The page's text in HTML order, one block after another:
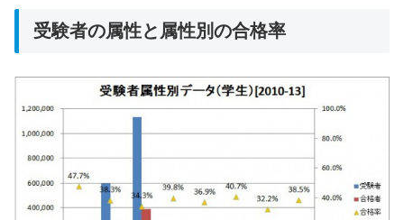
受験者の属性と属性別の合格率